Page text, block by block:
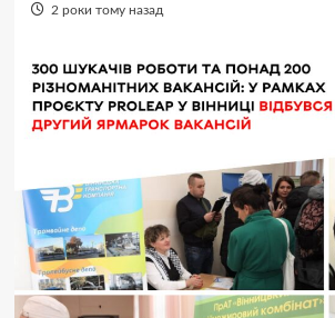
2 роки тому назад